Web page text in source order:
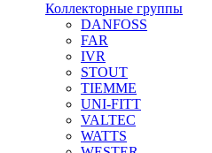
Коллекторные группы
DANFOSS
FAR
IVR
STOUT
TIEMME
UNI-FITT
VALTEC
WATTS